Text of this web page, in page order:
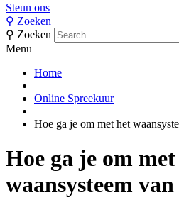
Steun ons
⚲ Zoeken
⚲ Zoeken
Menu
Home
Online Spreekuur
Hoe ga je om met het
Hoe ga je om
waansysteem